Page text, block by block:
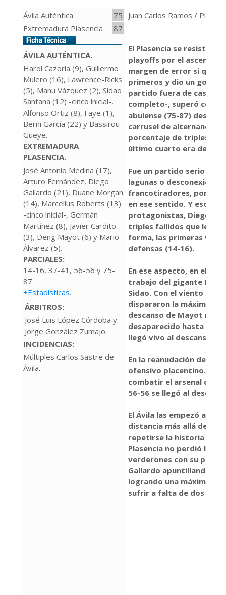
Ávila Auténtica
75
Extremadura Plasencia
87
ÁVILA AUTÉNTICA.
Harol Cazorla (9), Guillermo
Mulero (16), Lawrence-Ricks
(5), Manu Vázquez (2), Sidao
Santana (12) -cinco inicial-,
Alfonso Ortiz (8), Faye (1),
Berni García (22) y Bassirou
Gueye.
EXTREMADURA
PLASENCIA.
José Antonio Medina (17),
Arturo Fernández, Diego
Gallardo (21), Duane Morgan
(14), Marcellus Roberts (13)
-cinco inicial-, Germán
Martínez (8), Javier Cardito
(3), Deng Mayot (6) y Mario
Álvarez (5).
PARCIALES:
14-16, 37-41, 56-56 y 75-
87.
+Estadísticas.
ÁRBITROS:
José Luis López Córdoba y
Jorge González Zumajo.
INCIDENCIAS:
Múltiples Carlos Sastre de
Ávila.
Juan Carlos Ramos /
El Plasencia se resiste a
playoffs por el ascenso.
margen de error si
primeros y dio un golpe
partido fuera de casa –o
completo-, superó con
abulense (75-87)
carrusel de alternancias
porcentaje de triples
último cuarto era del
Fue un partido serio de
lagunas o
francotiradores, porque
en ese sentido. Y eso
protagonistas, Diego
triples fallidos que le
forma, las primeras
defensas (14-16).
En ese aspecto, en el
trabajo del gigante
Sidao. Con el viento a
dispararon la máxima
descanso de Mayot no
desaparecido hasta la
llegó vivo al descanso
En la reanudación del
ofensivo placentino.
combatir el arsenal de
56-56 se llegó al
El Ávila las empezó a
distancia más allá del
repetirse la historia de
Plasencia no perdió la
verderones con su
Gallardo apuntillando
logrando una máxima de
sufrir a falta de dos